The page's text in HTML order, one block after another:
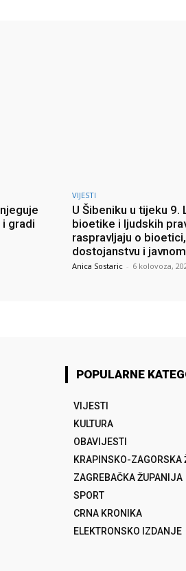
gradi
VIJESTI
U Šibeniku u tijeku 9.
bioetike i ljudskih
raspravljaju o
dostojanstvu i
Anica Sostaric - 6 kolovoza,
POPULARNE
VIJESTI
KULTURA
OBAVIJESTI
KRAPINSKO-ZAGORSKA
ZAGREBAČKA ŽUPANIJA
SPORT
CRNA KRONIKA
ELEKTRONSKO IZDANJE